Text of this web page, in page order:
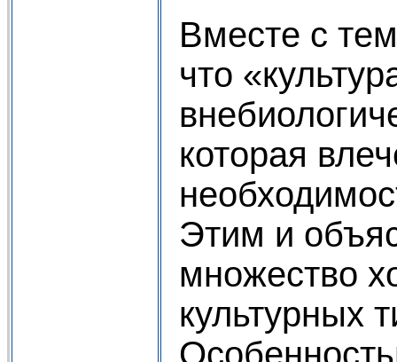
Вместе с
что
которая
Этим и
множество
культурных